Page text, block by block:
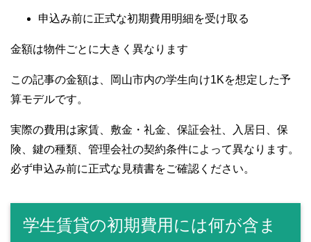
申込み前に正式な初期費用明細を受け取る
金額は物件ごとに大きく異なります
この記事の金額は、岡山市内の学生向け1Kを想定した予
算モデルです。
実際の費用は家賃、敷金・礼金、保証会社、入居日、保
険、鍵の種類、管理会社の契約条件によって異なります。
必ず申込み前に正式な見積書をご確認ください。
学生賃貸の初期費用には何が含ま